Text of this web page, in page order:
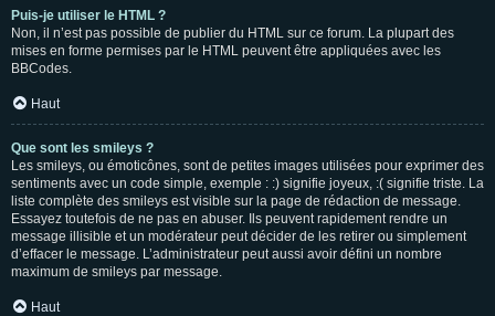
Puis-je utiliser le HTML ?
Non, il n’est pas possible de publier du HTML sur ce forum. La plupart des
mises en forme permises par le HTML peuvent être appliquées avec les
BBCodes.
Haut
Que sont les smileys ?
Les smileys, ou émoticônes, sont de petites images utilisées pour exprimer des
sentiments avec un code simple, exemple : :) signifie joyeux, :( signifie triste. La
liste complète des smileys est visible sur la page de rédaction de message.
Essayez toutefois de ne pas en abuser. Ils peuvent rapidement rendre un
message illisible et un modérateur peut décider de les retirer ou simplement
d’effacer le message. L’administrateur peut aussi avoir défini un nombre
maximum de smileys par message.
Haut